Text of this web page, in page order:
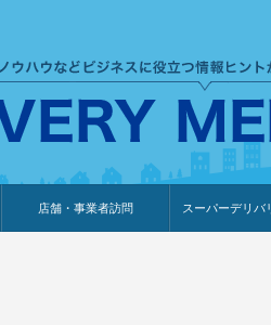
店舗・事業者訪問 スーパーデリバ